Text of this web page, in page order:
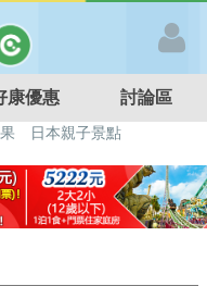
康優惠 討論區
日本親子景點